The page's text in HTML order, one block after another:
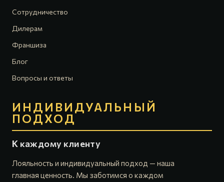
Сотрудничество
Дилерам
Франшиза
Блог
Вопросы и ответы
ИНДИВИДУАЛЬНЫЙ
ПОДХОД
К каждому клиенту
Лояльность и индивидуальный подход — наша
главная ценность. Мы заботимся о каждом